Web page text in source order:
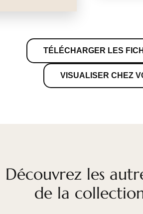
TÉLÉCHARGER LES
VISUALISER CHEZ
Découvrez les
de la